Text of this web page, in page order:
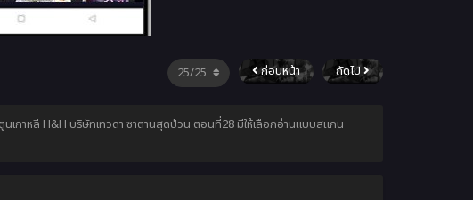
ก่อนหน้า ถัดไป
กาหลี H&H บริษัทเทวดา ซาตานสุดป่วน ตอนที่28 มีให้เลือกอ่านแบบสแกน